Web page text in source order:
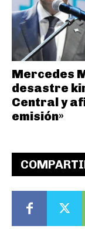
Mercedes
desastre
Central y
emisión»